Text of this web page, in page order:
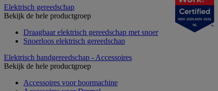
Elektrisch gereedschap
Bekijk de hele productgroep
Draagbaar elektrisch gereedschap met snoer
Snoerloos elektrisch gereedschap
Elektrisch handgereedschap - Accessoires
Bekijk de hele productgroep
Accessoires voor boormachine
NOV 2025-NOV 2026
NL